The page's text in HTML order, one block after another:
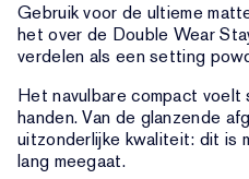
Gebruik voor de ultieme
het over de Double Wear
verdelen als een setting
Het navulbare compact voelt
handen. Van de glanzende
uitzonderlijke kwaliteit: dit is
lang meegaat.